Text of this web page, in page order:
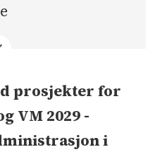
prosjekter for
VM 2029 -
i